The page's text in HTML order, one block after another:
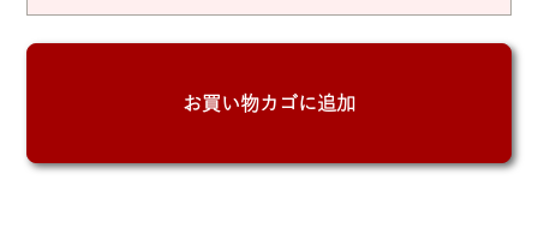
タ
ル
お
お買い物カゴに追加